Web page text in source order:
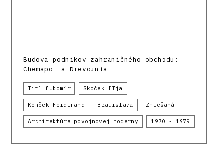
Budova podnikov zahraničného obchodu:
Chemapol a Drevounia
Titl Ľubomír Skoček Iľja
Konček Ferdinand Bratislava Zmiešaná
Architektúra povojnovej moderny 1970 - 1979